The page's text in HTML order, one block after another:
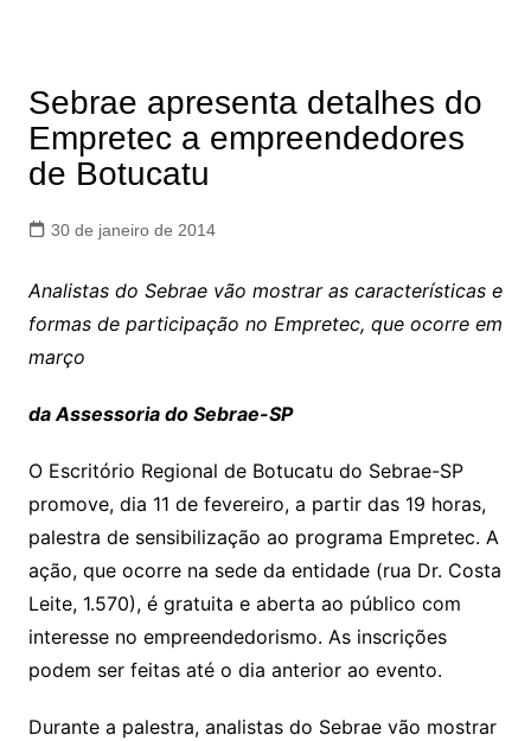
Sebrae apresenta detalhes do
Empretec a empreendedores
de Botucatu
30 de janeiro de 2014
Analistas do Sebrae vão mostrar as características e
formas de participação no Empretec, que ocorre em
março
da Assessoria do Sebrae-SP
O Escritório Regional de Botucatu do Sebrae-SP
promove, dia 11 de fevereiro, a partir das 19 horas,
palestra de sensibilização ao programa Empretec. A
ação, que ocorre na sede da entidade (rua Dr. Costa
Leite, 1.570), é gratuita e aberta ao público com
interesse no empreendedorismo. As inscrições
podem ser feitas até o dia anterior ao evento.
Durante a palestra, analistas do Sebrae vão mostrar